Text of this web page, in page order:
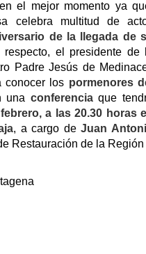
el mejor momento ya
celebra multitud de
de la llegada de
el presidente de
Padre Jesús de
conocer los pormenores
una conferenciaque
a las 20.30 horas
, a cargo deJuan
Restauración de la Región